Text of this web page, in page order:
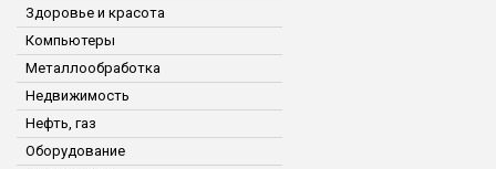
Здоровье и красота
Компьютеры
Металлообработка
Недвижимость
Нефть, газ
Оборудование